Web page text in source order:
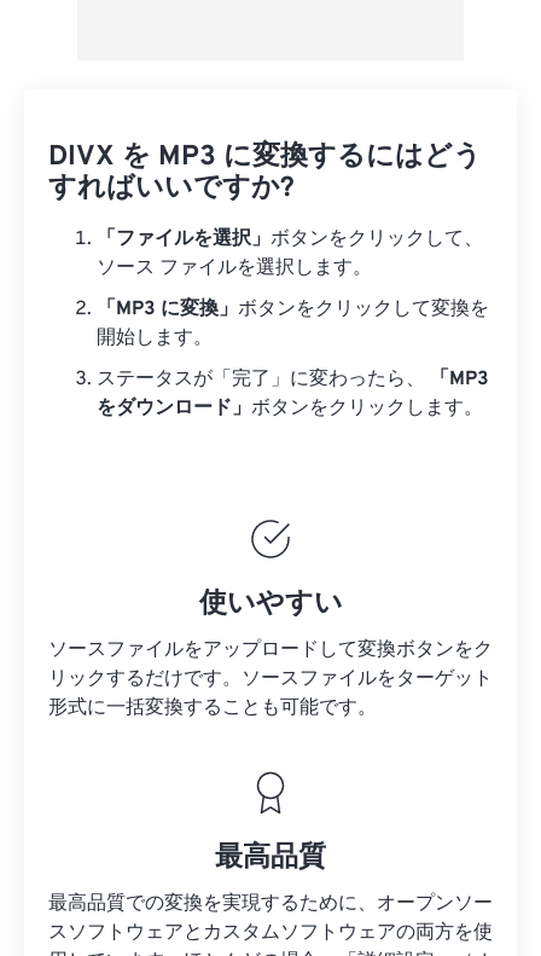
DIVX を MP3 に変換するにはどう
すればいいですか?
「ファイルを選択」 ボタンをクリックして、
ソース ファイルを選択します。
「MP3 に変換」 ボタンをクリックして変換を
開始します。
ステータスが「完了」に変わったら、
「MP3
をダウンロード」 ボタンをクリックします。
使いやすい
ソースファイルをアップロードして変換ボタンをク
リックするだけです。 ソースファイルをターゲット
形式に一括変換することも可能です。
最高品質
最高品質での変換を実現するために、オープンソー
スソフトウェアとカスタムソフトウェアの両方を使